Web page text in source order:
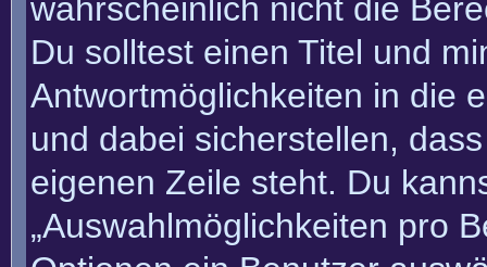
wahrscheinlich nicht die
Du solltest einen Titel und
Antwortmöglichkeiten in die
und dabei sicherstellen,
eigenen Zeile steht. Du
„Auswahlmöglichkeiten pro